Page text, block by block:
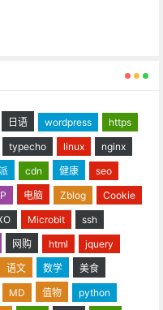
日语 wordpress
https
typecho linux
nginx
cdn 健康
seo
电脑 Zblog
Cookie
Microbit
ssh
网购 html
jquery
语文 数学
美食
MD 值物
python